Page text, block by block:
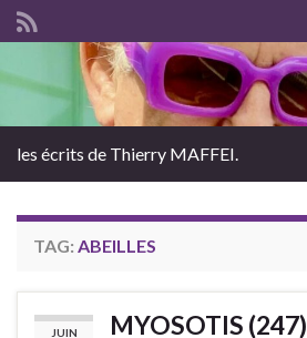
les écrits de Thierry MAFFEI.
TAG: ABEILLES
JUIN MYOSOTIS (247)